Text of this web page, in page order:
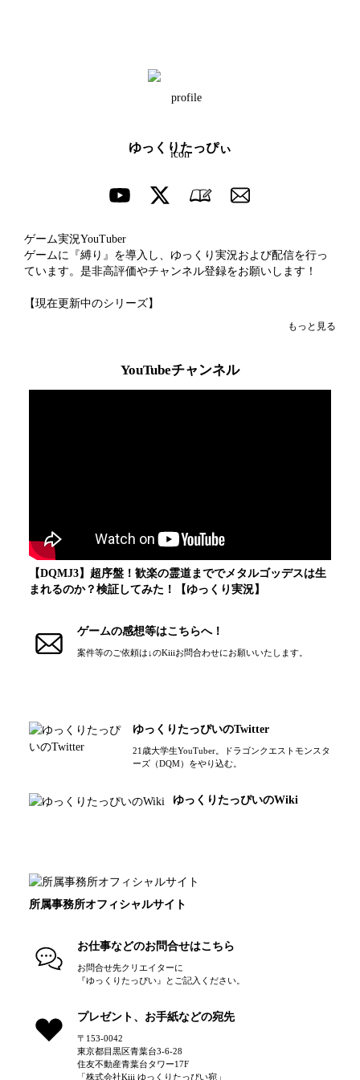
ゆっくりたっぴぃ
ゲーム実況YouTuber
ゲームに『縛り』を導入し、ゆっくり実況および配信を行っ
ています。是非高評価やチャンネル登録をお願いします！
【現在更新中のシリーズ】
・『ドラクエモンスターズシリーズ』検証動画
もっと見る
YouTubeチャンネル
【DQMJ3】超序盤！歓楽の霊道まででメタルゴッデスは生
まれるのか？検証してみた！【ゆっくり実況】
ゲームの感想等はこちらへ！
案件等のご依頼は↓のKiiiお問合わせにお願いいたします。
ゆっくりたっぴいのTwitter
21歳大学生YouTuber。ドラゴンクエストモンスタ
ーズ（DQM）をやり込む。
ゆっくりたっぴいのWiki
所属事務所オフィシャルサイト
お仕事などのお問合せはこちら
お問合せ先クリエイターに
『ゆっくりたっぴい』とご記入ください。
プレゼント、お手紙などの宛先
〒153-0042
東京都目黒区青葉台3-6-28
住友不動産青葉台タワー17F
「株式会社Kiii ゆっくりたっぴい宛」